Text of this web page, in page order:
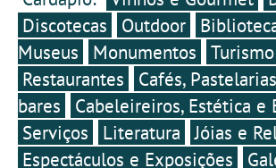
Discotecas
Outdoor
Museus
Monumentos
Restaurantes
Cafés,
bares
Cabeleireiros, Estética e
Serviços
Literatura
Jóias e
Espectáculos e Exposições